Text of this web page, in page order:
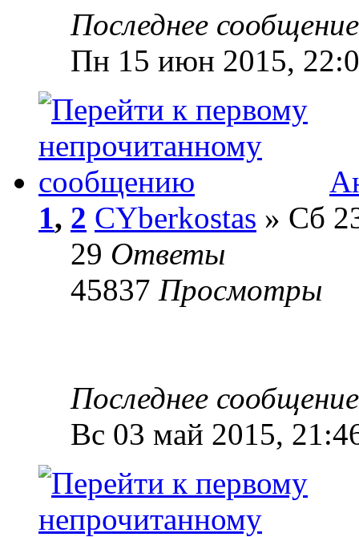
Последнее
Пн 15 июн 2015,
1, 2 CYberkostas » Сб
29 Ответы
45837 Просмотры
Последнее
Вс 03 май 2015,